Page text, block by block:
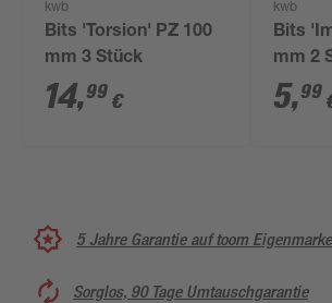
kwb
Bits 'Torsion' PZ 100
mm 3 Stück
14,99 €
kwb
Bits
mm 2
5,99
5 Jahre Garantie auf toom
Sorglos, 90 Tage Umtauschgarantie